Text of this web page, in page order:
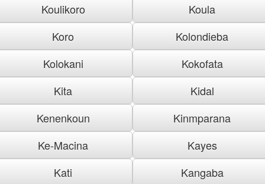
Koulikoro
Koula
Koro
Kolondieba
Kolokani
Kokofata
Kita
Kidal
Kenenkoun
Kinmparana
Ke-Macina
Kayes
Kati
Kangaba